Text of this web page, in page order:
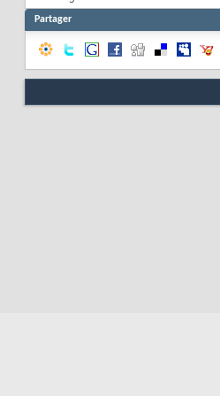
Partager